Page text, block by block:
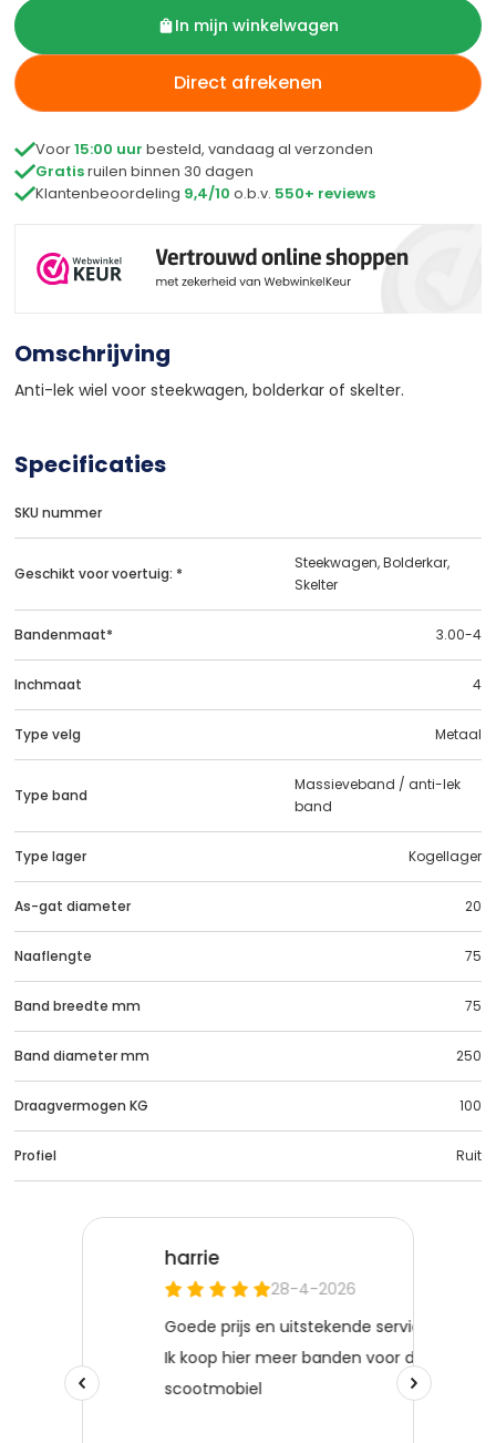
In mijn winkelwagen
Direct afrekenen
Voor15:00 uur besteld, vandaag al verzonden
Gratisruilen binnen 30 dagen
Klantenbeoordeling 9,4/10 o.b.v. 550+ reviews
Omschrijving
Anti-lek wiel voor steekwagen, bolderkar of skelter.
Specificaties
SKU nummer
Geschikt voor voertuig: *
Steekwagen, Bolderkar,
Skelter
Bandenmaat* 3.00-4
Inchmaat 4
Type velg Metaal
Type band
Massieveband / anti-lek
band
Type lager Kogellager
As-gat diameter 20
Naaflengte 75
Band breedte mm 75
Band diameter mm 250
Draagvermogen KG 100
Profiel Ruit